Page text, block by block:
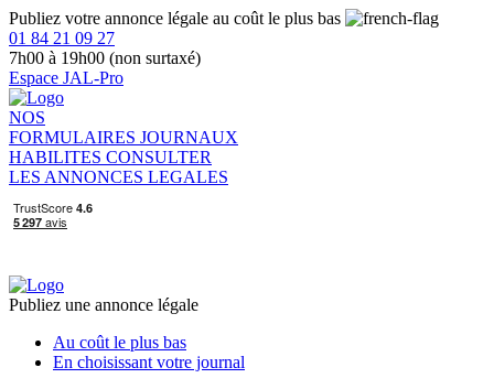
Publiez votre annonce légale au coût le plus bas
01 84 21 09 27
7h00 à 19h00 (non surtaxé)
Espace JAL-Pro
NOS
FORMULAIRES JOURNAUX
HABILITES CONSULTER
LES ANNONCES LEGALES
Publiez une annonce légale
Au coût le plus bas
En choisissant votre journal